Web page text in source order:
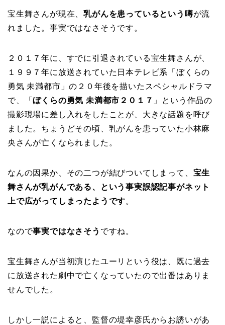
宝生舞さんが現在、乳がんを患っているという噂が流
れました。事実ではなさそうです。
２０１７年に、すでに引退されている宝生舞さんが、
１９９７年に放送されていた日本テレビ系「ぼくらの
勇気 未満都市」の２０年後を描いたスペシャルドラマ
で、「ぼくらの勇気 未満都市２０１７ 」という作品の
撮影現場に差し入れをしたことが、大きな話題を呼び
ました。ちょうどその頃、乳がんを患っていた小林麻
央さんが亡くなられました。
なんの因果か、その二つが結びついてしまって、 宝生
舞さんが乳がんである、という事実誤認記事がネット
上で広がってしまったようです。
なので事実ではなさそう ですね。
宝生舞さんが当初演じたユーリという役は、既に過去
に放送された劇中で亡くなっていたので出番はありま
せんでした。
しかし一説によると、監督の堤幸彦氏からお誘いがあ